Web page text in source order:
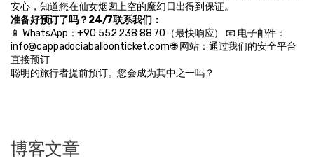
安心，知道您在仙女烟囱上空的魔幻日出得到保证。
准备好预订了吗？24/7联系我们：
📱 WhatsApp：+90 552 238 88 70（最快响应） 📧 电子邮件：
info@cappadociaballoonticket.com 🌐 网站：通过我们的安全平台
直接预订
聪明的旅行者提前预订。您会成为其中之一吗？
博客文章